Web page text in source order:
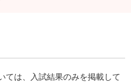
ては、入試結果のみを掲載して